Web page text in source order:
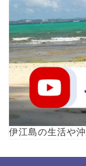
伊江島の生活や